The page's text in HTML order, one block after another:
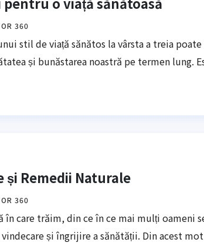
360
stil de viață sănătos la vârsta a treia
și bunăstarea noastră pe termen lung.
și Remedii Naturale
360
în care trăim, din ce în ce mai mulți oameni
și îngrijire a sănătății. Din acest